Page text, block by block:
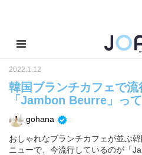
2022.1.12
韓国ブランチカフェで
「Jambon Beurre」っ
gohana
おしゃれなブランチカフェが並ぶ
ニューで、今流行しているのが「